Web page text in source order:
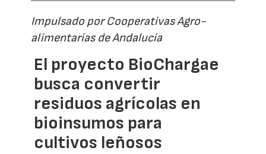
Impulsado por Cooperativas Agro-
alimentarias de Andalucía
El proyecto BioChargae
busca convertir
residuos agrícolas en
bioinsumos para
cultivos leñosos